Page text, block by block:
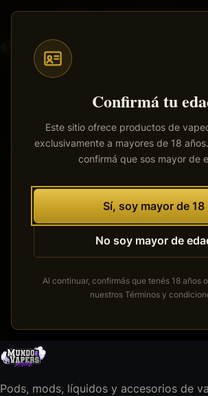
Confirmá tu
Este sitio ofrece productos de
exclusivamente a mayores de 18
confirmá que sos mayor de
Sí, soy mayor de 18
No soy mayor de
Al continuar, confirmás que tenés 18 años
nuestros Términos y
Saltar
contenido
principal
Envíos a todo el país· 100%
Tenemos grandes
Se está cocinando algo grande.
obras y pronto abrirá sus
Pods, mods, líquidos y accesorios de